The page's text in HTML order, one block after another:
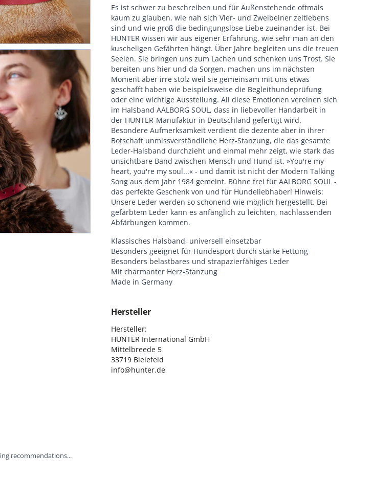
Es ist schwer zu beschreiben und für Außenstehende oftmals
kaum zu glauben, wie nah sich Vier- und Zweibeiner zeitlebens
sind und wie groß die bedingungslose Liebe zueinander ist. Bei
HUNTER wissen wir aus eigener Erfahrung, wie sehr man an den
kuscheligen Gefährten hängt. Über Jahre begleiten uns die treuen
Seelen. Sie bringen uns zum Lachen und schenken uns Trost. Sie
bereiten uns hier und da Sorgen, machen uns im nächsten
Moment aber irre stolz weil sie gemeinsam mit uns etwas
geschafft haben wie beispielsweise die Begleithundeprüfung
oder eine wichtige Ausstellung. All diese Emotionen vereinen sich
im Halsband AALBORG SOUL, dass in liebevoller Handarbeit in
der HUNTER-Manufaktur in Deutschland gefertigt wird.
Besondere Aufmerksamkeit verdient die dezente aber in ihrer
Botschaft unmissverständliche Herz-Stanzung, die das gesamte
Leder-Halsband durchzieht und einmal mehr zeigt, wie stark das
unsichtbare Band zwischen Mensch und Hund ist. »You're my
heart, you're my soul...« - und damit ist nicht der Modern Talking
Song aus dem Jahr 1984 gemeint. Bühne frei für AALBORG SOUL -
das perfekte Geschenk von und für Hundeliebhaber! Hinweis:
Unsere Leder werden so schonend wie möglich hergestellt. Bei
gefärbtem Leder kann es anfänglich zu leichten, nachlassenden
Abfärbungen kommen.
Klassisches Halsband, universell einsetzbar
Besonders geeignet für Hundesport durch starke Fettung
Besonders belastbares und strapazierfähiges Leder
Mit charmanter Herz-Stanzung
Made in Germany
Hersteller
Hersteller:
HUNTER International GmbH
Mittelbreede 5
33719 Bielefeld
info@hunter.de
recommendations...